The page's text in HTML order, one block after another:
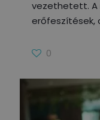
vezethetett. A
erőfeszítések,
0